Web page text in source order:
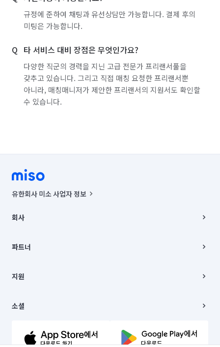
규정에 준하여 채팅과 유선상담만 가능합니다. 결제 후의
미팅은 가능합니다.
타 서비스 대비 장점은 무엇인가요?
다양한 직군의 경력을 지닌 고급 전문가 프리랜서풀을
갖추고 있습니다. 그리고 직접 매칭 요청한 프리랜서뿐
아니라, 매칭매니저가 제안한 프리랜서의 지원서도 확인할
수 있습니다.
유한회사 미소 사업자 정보
00019 |
주소 | 본사: 서울특별시 종로구 율곡로 6(중학동, 트윈트리빌딩) B동 5층
컨택센터 : 서울특별시 종로구 수송동 율곡로 24, 7층, 8층 미소
상품, 상품정보, 거래에 관한 의무와 책임은 거래당사자에게 있습니다.
언론 보도 관련 문의:
© 유한회사 미소. Miso, Inc. All Rights Reserved.
회사
채용
파트너
이사
지원
이용약관
문의하기
소셜
유튜브